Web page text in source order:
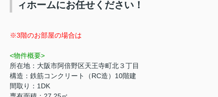
ィホームにお任せください！
※3階のお部屋の場合は
<物件概要>
所在地：大阪市阿倍野区天王寺町北３丁目
構造：鉄筋コンクリート（RC造）10階建
間取り：1DK